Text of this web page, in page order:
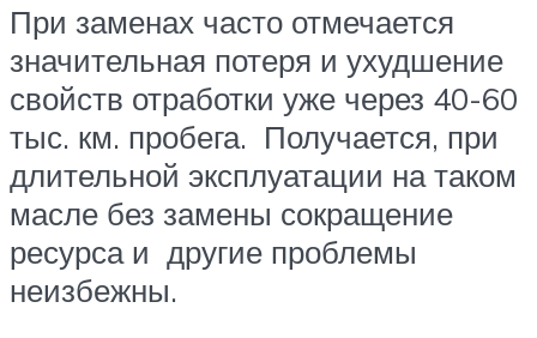
При заменах часто отмечается
значительная потеря и ухудшение
свойств отработки уже через 40-60
тыс. км. пробега. Получается, при
длительной эксплуатации на таком
масле без замены сокращение
ресурса и другие проблемы
неизбежны.